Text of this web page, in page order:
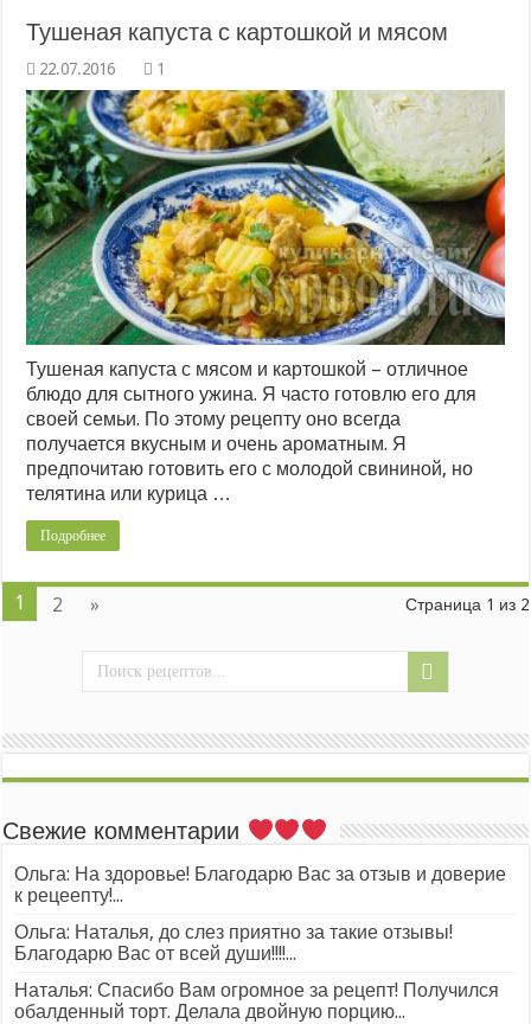
Тушеная капуста с картошкой и мясом
1
Тушеная капуста с мясом и картошкой – отличное
блюдо для сытного ужина. Я часто готовлю его для
своей семьи. По этому рецепту оно всегда
получается вкусным и очень ароматным. Я
предпочитаю готовить его с молодой свининой, но
телятина или курица …
Подробнее
Страница 1 из 2
1 2 »
Свежие комментарии
Ольга: На здоровье! Благодарю Вас за отзыв и доверие
к рецеепту!...
Ольга: Наталья, до слез приятно за такие отзывы!
Благодарю Вас от всей души!!!!...
Наталья: Спасибо Вам огромное за рецепт! Получился
обалденный торт. Делала двойную порцию...